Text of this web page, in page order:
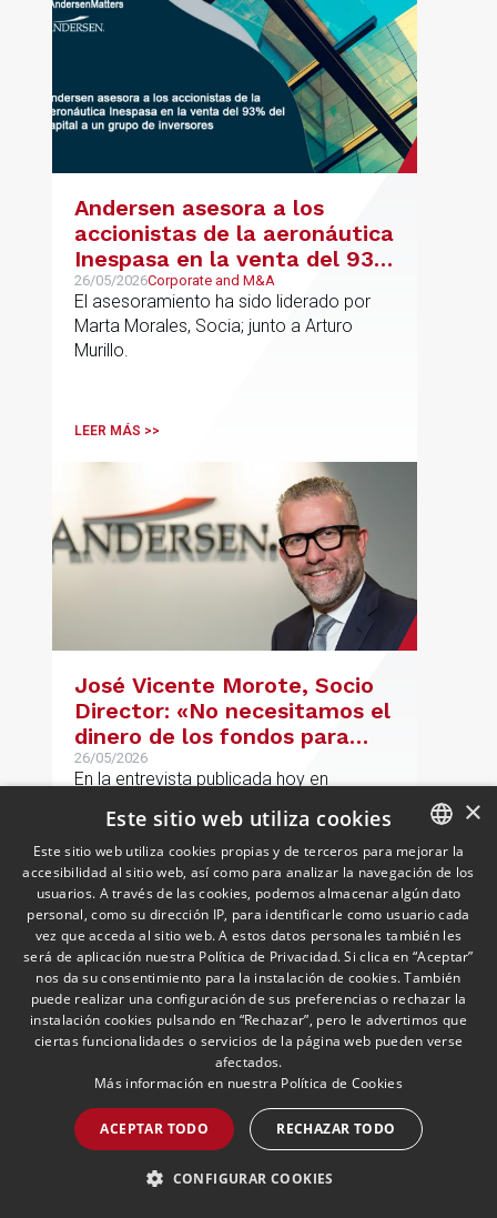
Andersen asesora a los
accionistas de la aeronáutica
Inespasa en la venta del 93%
del capital a un grupo de
inversores
26/05/2026Corporate and M&A
El asesoramiento ha sido liderado por
Marta Morales, Socia; junto a Arturo
Murillo.
LEER MÁS >>
José Vicente Morote, Socio
Director: «No necesitamos el
dinero de los fondos para
desarrollar nuestro
proyecto»
26/05/2026
En la entrevista publicada hoy en
afirma que "Estamos muy bien
financieramente y por lo tanto nos gusta
la autonomía y la independencia que
tenemos y ese es el modelo que vamos
a seguir".
LEER MÁS >>
Cuba tratan de protegerse
SPANISH
ENGLISH
PORTUGUESE
×
Este sitio web utiliza cookies
Este sitio web utiliza cookies propias y de terceros para mejorar la
accesibilidad al sitio web, así como para analizar la navegación de los
usuarios. A través de las cookies, podemos almacenar algún dato
personal, como su dirección IP, para identificarle como usuario cada
vez que acceda al sitio web. A estos datos personales también les
será de aplicación nuestra Política de Privacidad. Si clica en “Aceptar”
nos da su consentimiento para la instalación de cookies. También
puede realizar una configuración de sus preferencias o rechazar la
instalación cookies pulsando en “Rechazar”, pero le advertimos que
ciertas funcionalidades o servicios de la página web pueden verse
afectados.
Más información en nuestra Política de Cookies
ACEPTAR TODO RECHAZAR TODO
CONFIGURAR COOKIES